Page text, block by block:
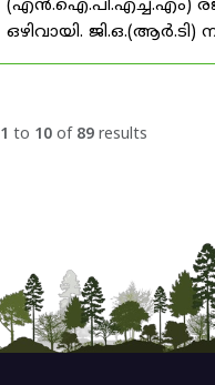
(എൻ.ഐ.പി.എച്ച്.എം)
ഒഴിവായി. ജി.ഒ.(ആർ.ടി)
1 to 10 of 89 results